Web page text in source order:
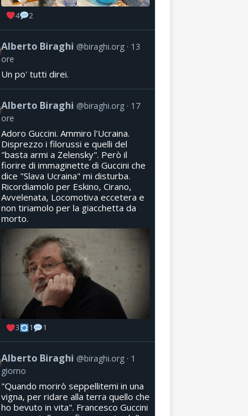
4 2
Alberto Biraghi @biraghi.org
13
ore
Un po' tutti direi.
Alberto Biraghi @biraghi.org
17
ore
Adoro Guccini. Ammiro l'Ucraina.
Disprezzo i filorussi e quelli del
"basta armi a Zelensky". Però il
fiorire di immaginette di Guccini che
dice "Slava Ucraina" mi disturba.
Ricordiamolo per Eskino, Cirano,
Avvelenata, Locomotiva eccetera e
non tiriamolo per la giacchetta da
morto.
3 1 1
Alberto Biraghi @biraghi.org
1
giorno
"Quando morirò seppellitemi in una
vigna, per ridare alla terra quello che
ho bevuto in vita". Francesco Guccini